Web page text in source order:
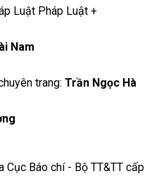
Luật Pháp Luật +
Nam
trang: Trần Ngọc Hà
Cục Báo chí - Bộ TT&TT cấp